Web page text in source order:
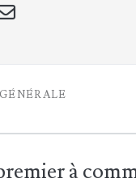
email-
à